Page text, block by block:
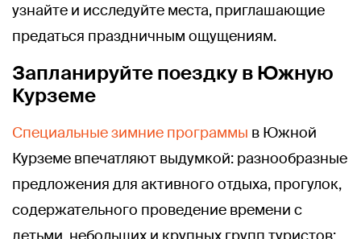
узнайте и исследуйте места, приглашающие
предаться праздничным ощущениям.
Запланируйте поездку в Южную
Курземе
Специальные зимние программы в Южной
Курземе впечатляют выдумкой: разнообразные
предложения для активного отдыха, прогулок,
содержательного проведение времени с